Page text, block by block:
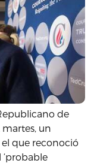
de
martes, un
que reconoció